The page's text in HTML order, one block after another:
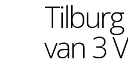
van 3